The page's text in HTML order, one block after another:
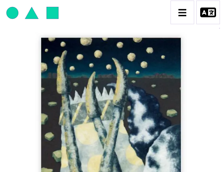
JEAN-PAUL THAÉRON
BIOGRAPHIE
CATALOGUE DES OEUVRES
OBJET / SIGNE
PEINTURE